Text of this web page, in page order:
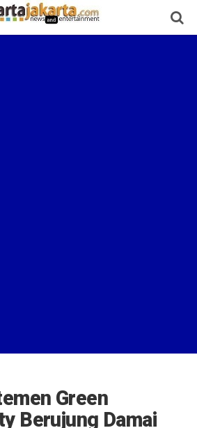
Green
Berujung Damai